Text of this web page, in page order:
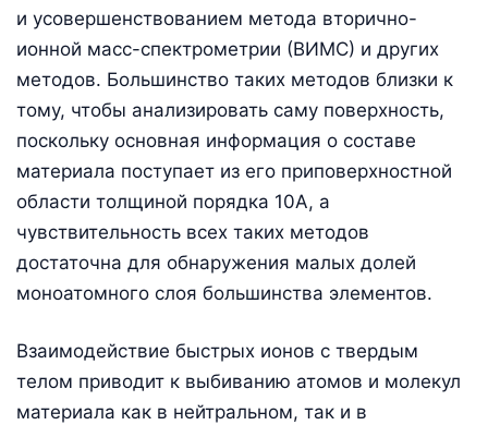
и усовершенствованием метода вторично-
ионной масс-спектрометрии (ВИМС) и других
методов. Большинство таких методов близки к
тому, чтобы анализировать саму поверхность,
поскольку основная информация о составе
материала поступает из его приповерхностной
области толщиной порядка 10А, а
чувствительность всех таких методов
достаточна для обнаружения малых долей
моноатомного слоя большинства элементов.
Взаимодействие быстрых ионов с твердым
телом приводит к выбиванию атомов и молекул
материала как в нейтральном, так и в